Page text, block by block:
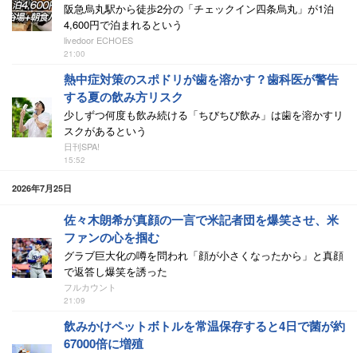
阪急烏丸駅から徒歩2分の「チェックイン四条烏丸」が1泊
4,600円で泊まれるという
livedoor ECHOES
21:00
熱中症対策のスポドリが歯を溶かす？歯科医が警告
する夏の飲み方リスク
少しずつ何度も飲み続ける「ちびちび飲み」は歯を溶かすリ
スクがあるという
日刊SPA!
15:52
2026年7月25日
佐々木朗希が真顔の一言で米記者団を爆笑させ、米
ファンの心を掴む
グラブ巨大化の噂を問われ「顔が小さくなったから」と真顔
で返答し爆笑を誘った
フルカウント
21:09
飲みかけペットボトルを常温保存すると4日で菌が約
67000倍に増殖